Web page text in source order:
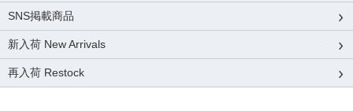
SNS掲載商品
新入荷 New Arrivals
再入荷 Restock